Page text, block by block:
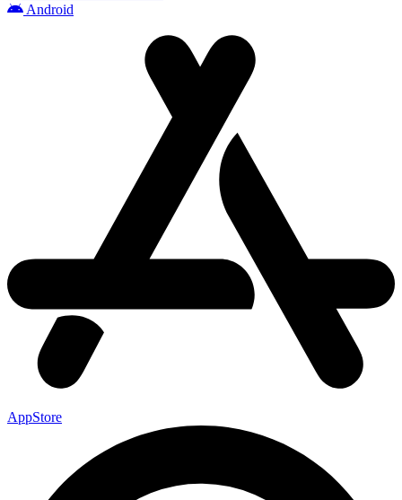
Android
AppStore